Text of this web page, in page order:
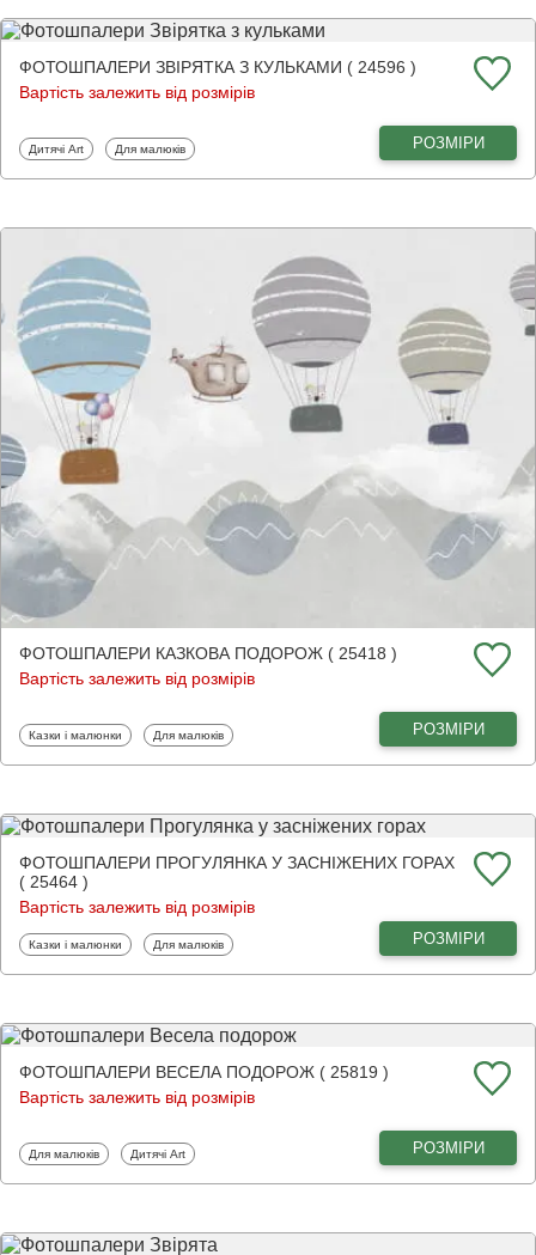
ФОТОШПАЛЕРИ ЗВІРЯТКА З КУЛЬКАМИ ( 24596 )
Вартість залежить від розмірів
Фотошпалери
Дитячі Art Фотошпалери
Для малюків РОЗМІРИ
ФОТОШПАЛЕРИ КАЗКОВА ПОДОРОЖ ( 25418 )
Вартість залежить від розмірів
Фотошпалери
Казки і малюнки Фотошпалери
Для малюків РОЗМІРИ
ФОТОШПАЛЕРИ ПРОГУЛЯНКА У ЗАСНІЖЕНИХ ГОРАХ
( 25464 )
Вартість залежить від розмірів
Фотошпалери
Казки і малюнки Фотошпалери
Для малюків РОЗМІРИ
ФОТОШПАЛЕРИ ВЕСЕЛА ПОДОРОЖ ( 25819 )
Вартість залежить від розмірів
Фотошпалери
Для малюків Фотошпалери
Дитячі Art РОЗМІРИ